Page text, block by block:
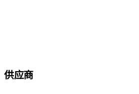
供应商